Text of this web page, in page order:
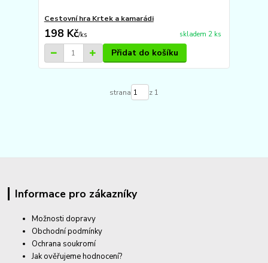
Cestovní hra Krtek a kamarádi
198 Kč/ks skladem 2 ks
Přidat do košíku
strana z 1
Informace pro zákazníky
Možnosti dopravy
Obchodní podmínky
Ochrana soukromí
Jak ověřujeme hodnocení?